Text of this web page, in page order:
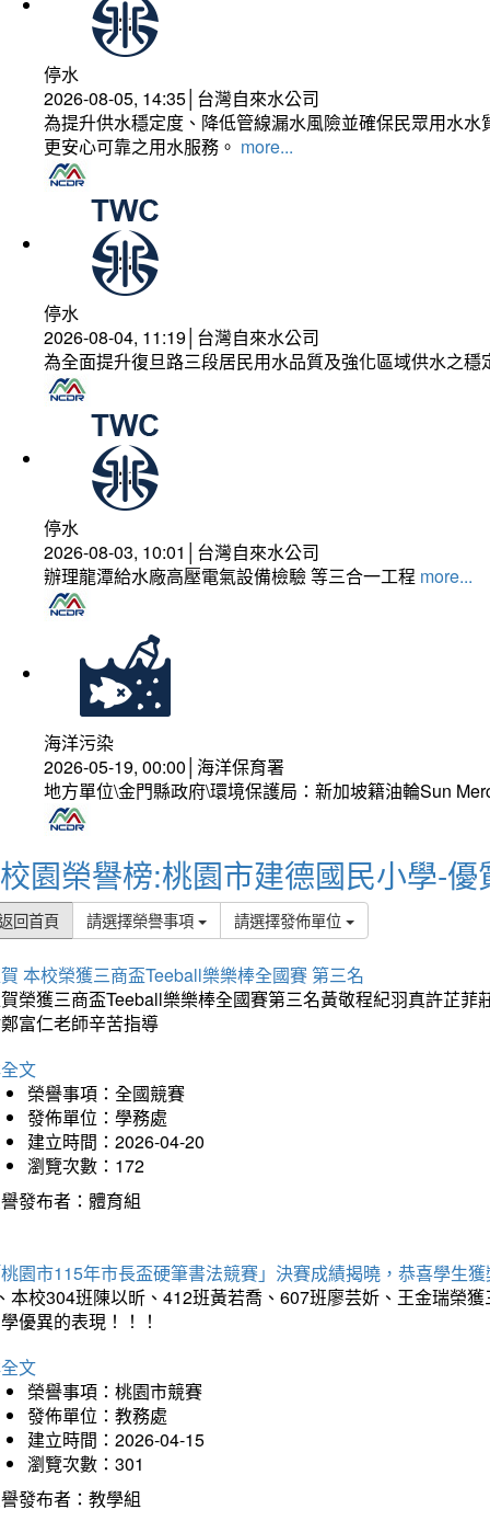
停水
2026-08-05, 14:35│台灣自來水公司
為提升供水穩定度、降低管線漏水風險並確保民眾用水
更安心可靠之用水服務。 more...
停水
2026-08-04, 11:19│台灣自來水公司
為全面提升復旦路三段居民用水品質及強化區域供水之
停水
2026-08-03, 10:01│台灣自來水公司
辦理龍潭給水廠高壓電氣設備檢驗 等三合一工程 more...
海洋污染
2026-05-19, 00:00│海洋保育署
地方單位\金門縣政府\環境保護局：新加坡籍油輪Sun
校園榮譽榜:桃園市建德國民小學-優
回首頁 請選擇榮譽事項 請選擇發佈單位
本校榮獲三商盃Teeball樂樂棒全國賽 第三名
榮獲三商盃Teeball樂樂棒全國賽第三名黃敬程紀羽真許芷
富仁老師辛苦指導
文
榮譽事項：全國競賽
發佈單位：學務處
建立時間：2026-04-20
瀏覽次數：172
發布者：體育組
園市115年市長盃硬筆書法競賽」決賽成績揭曉，恭喜學生
本校304班陳以昕、412班黃若喬、607班廖芸妡、王金瑞榮
優異的表現！！！
文
榮譽事項：桃園市競賽
發佈單位：教務處
建立時間：2026-04-15
瀏覽次數：301
發布者：教學組